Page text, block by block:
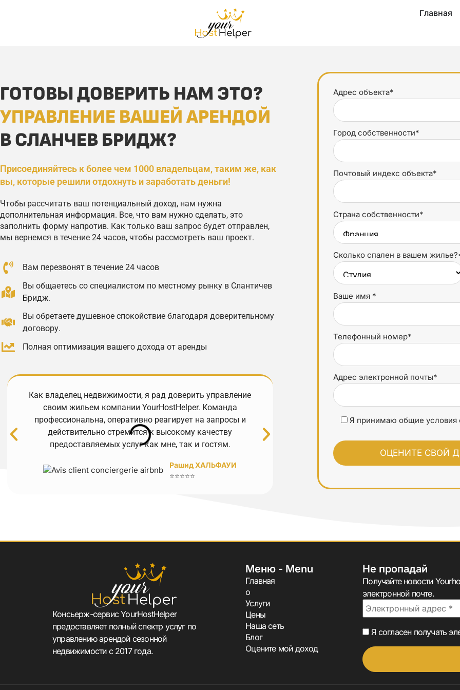
Главная
ГОТОВЫ ДОВЕРИТЬ НАМ ЭТО?
УПРАВЛЕНИЕ ВАШЕЙ АРЕНДОЙ
В СЛАНЧЕВ БРИДЖ?
Присоединяйтесь к более чем 1000 владельцам, таким же, как
вы, которые решили отдохнуть и заработать деньги!
Чтобы рассчитать ваш потенциальный доход, нам нужна
дополнительная информация. Все, что вам нужно сделать, это
заполнить форму напротив. Как только ваш запрос будет отправлен,
мы вернемся в течение 24 часов, чтобы рассмотреть ваш проект.
Вам перезвонят в течение 24 часов
Вы общаетесь со специалистом по местному рынку в Слантичев
Бридж.
Вы обретаете душевное спокойствие благодаря доверительному
договору.
Полная оптимизация вашего дохода от аренды
Как владелец недвижимости, я рад доверить управление
своим жильем компании YourHostHelper. Команда
профессиональна, оперативно реагирует на запросы и
действительно стремится к высокому качеству
предоставляемых услуг как мне, так и гостям.
Рашид ХАЛЬФАУИ
⭐⭐⭐⭐⭐
Отличный опыт работы с
доступны и очень оперативно
заботой и профессионализмом. Моя
Адрес объекта*
Город собственности*
Почтовый индекс объекта*
Страна собственности*
Сколько спален в вашем
Ваше имя *
Телефонный номер*
Адрес электронной почты*
Я принимаю общие условия
Консьерж-сервис YourHostHelper
предоставляет полный спектр услуг по
управлению арендой сезонной
недвижимости с 2017 года.
Меню - Menu
Главная
о
Услуги
Цены
Наша сеть
Блог
Оцените мой доход
Не пропадай
Получайте новости
электронной почте.
Я согласен получать